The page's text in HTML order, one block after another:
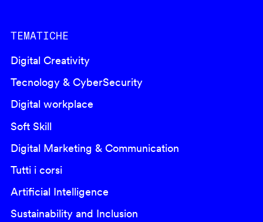
TEMATICHE
Digital Creativity
Tecnology & CyberSecurity
Digital workplace
Soft Skill
Digital Marketing & Communication
Tutti i corsi
Artificial Intelligence
Sustainability and Inclusion